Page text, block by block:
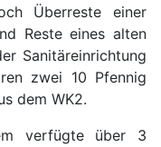
Überreste einer
Reste eines alten
Sanitäreinrichtung
zwei 10 Pfennig
dem WK2.
verfügte über 3